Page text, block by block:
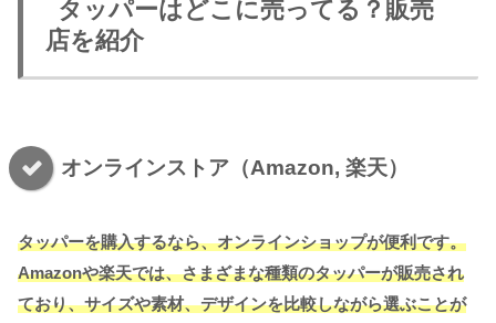
タッパーはどこに売ってる？販売
店を紹介
オンラインストア（Amazon, 楽天）
タッパーを購入するなら、オンラインショップが便利です。
Amazonや楽天では、さまざまな種類のタッパーが販売され
ており、サイズや素材、デザインを比較しながら選ぶことが